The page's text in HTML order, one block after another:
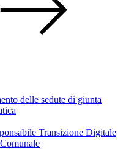
delle sedute di giunta
Transizione Digitale